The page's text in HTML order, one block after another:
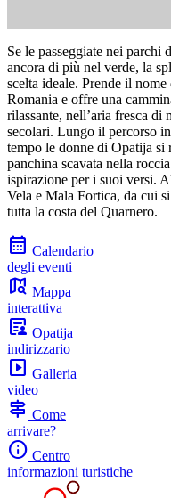
Se le passeggiate nei
ancora di più nel verde, la
scelta ideale. Prende il
Romania e offre una
rilassante, nell’aria fresca di
secolari. Lungo il percorso
tempo le donne di Opatija si
panchina scavata nella
ispirazione per i suoi versi.
Vela e Mala Fortica, da cui
tutta la costa del Quarnero.
calendar_month Calendario
degli eventi
map_search Mappa
interattiva
article_person Opatija
indirizzario
slideshow Galleria
video
signpost Come
arrivare?
info Centro
informazioni turistiche